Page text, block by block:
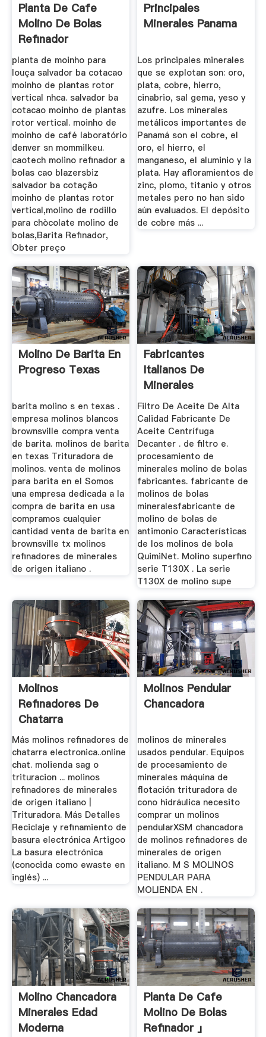
Planta De Cafe
Molino De Bolas
Refinador
planta de moinho para
louça salvador ba cotacao
moinho de plantas rotor
vertical nhca. salvador ba
cotacao moinho de plantas
rotor vertical. moinho de
moinho de café laboratório
denver sn mommilkeu.
caotech molino refinador a
bolas cao blazersbiz
salvador ba cotação
moinho de plantas rotor
vertical,molino de rodillo
para chòcolate molino de
bolas,Barita Refinador,
Obter preço
Principales
Minerales Panama
Los principales minerales
que se explotan son: oro,
plata, cobre, hierro,
cinabrio, sal gema, yeso y
azufre. Los minerales
metálicos importantes de
Panamá son el cobre, el
oro, el hierro, el
manganeso, el aluminio y la
plata. Hay afloramientos de
zinc, plomo, titanio y otros
metales pero no han sido
aún evaluados. El depósito
de cobre más ...
Molino De Barita En
Progreso Texas
barita molino s en texas .
empresa molinos blancos
brownsville compra venta
de barita. molinos de barita
en texas Trituradora de
molinos. venta de molinos
para barita en el Somos
una empresa dedicada a la
compra de barita en usa
compramos cualquier
cantidad venta de barita en
brownsville tx molinos
refinadores de minerales
de origen italiano .
Fabricantes
Italianos De
Minerales
Filtro De Aceite De Alta
Calidad Fabricante De
Aceite Centrífuga
Decanter . de filtro e.
procesamiento de
minerales molino de bolas
fabricantes. fabricante de
molinos de bolas
mineralesfabricante de
molino de bolas de
antimonio Características
de los molinos de bola
QuimiNet. Molino superfino
serie T130X . La serie
T130X de molino supe
Molinos
Refinadores De
Chatarra
Electronica
Más molinos refinadores de
chatarra electronica..online
chat. molienda sag o
trituracion ... molinos
refinadores de minerales
de origen italiano |
Trituradora. Más Detalles
Reciclaje y refinamiento de
basura electrónica Artigoo
La basura electrónica
(conocida como ewaste en
inglés) ...
Molinos Pendular
Chancadora
molinos de minerales
usados pendular. Equipos
de procesamiento de
minerales máquina de
flotación trituradora de
cono hidráulica necesito
comprar un molinos
pendularXSM chancadora
de molinos refinadores de
minerales de origen
italiano. M S MOLINOS
PENDULAR PARA
MOLIENDA EN .
Molino Chancadora
Minerales Edad
Moderna
Planta De Cafe
Molino De Bolas
Refinador 」